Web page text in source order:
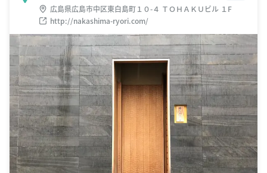
広島県広島市中区東白島町１０-４ ＴＯＨＡＫＵビル １F
http://nakashima-ryori.com/